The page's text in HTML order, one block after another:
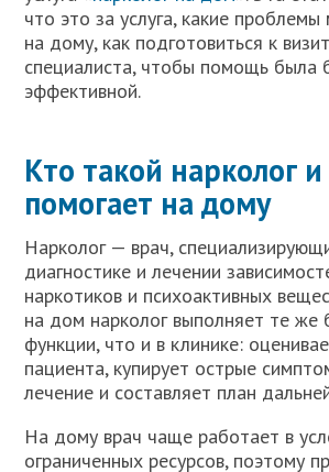
что это за услуга, какие
на дому, как подготовиться к
специалиста, чтобы помощь была
эффективной.
Кто такой нарколог
помогает на дому
Нарколог — врач,
диагностике и лечении
наркотиков и психоактивных
на дом нарколог выполняет те же
функции, что и в клинике:
пациента, купирует острые
лечение и составляет план
На дому врач чаще работает в
ограниченных ресурсов, поэтому